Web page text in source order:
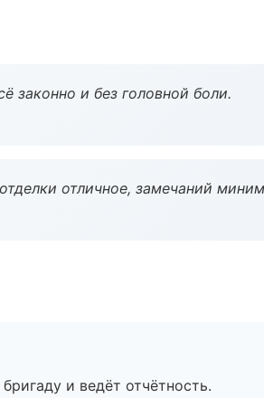
законно и без головной боли.
отличное, замечаний
и ведёт отчётность.